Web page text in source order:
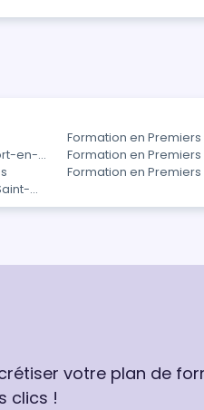
Formation en
en-
Formation en
Formation en
votre plan de
clics !